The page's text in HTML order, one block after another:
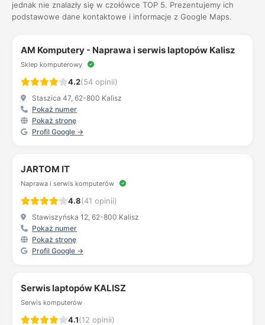
jednak nie znalazły się w czołówce TOP 5. Prezentujemy ich
podstawowe dane kontaktowe i informacje z Google Maps.
AM Komputery - Naprawa i serwis laptopów Kalisz
Sklep komputerowy
4.2(54 opinii)
Staszica 47, 62-800 Kalisz
Pokaż numer
Pokaż stronę
Profil Google →
JARTOM IT
Naprawa i serwis komputerów
4.8(41 opinii)
Stawiszyńska 12, 62-800 Kalisz
Pokaż numer
Pokaż stronę
Profil Google →
Serwis laptopów KALISZ
Serwis komputerów
4.1(12 opinii)